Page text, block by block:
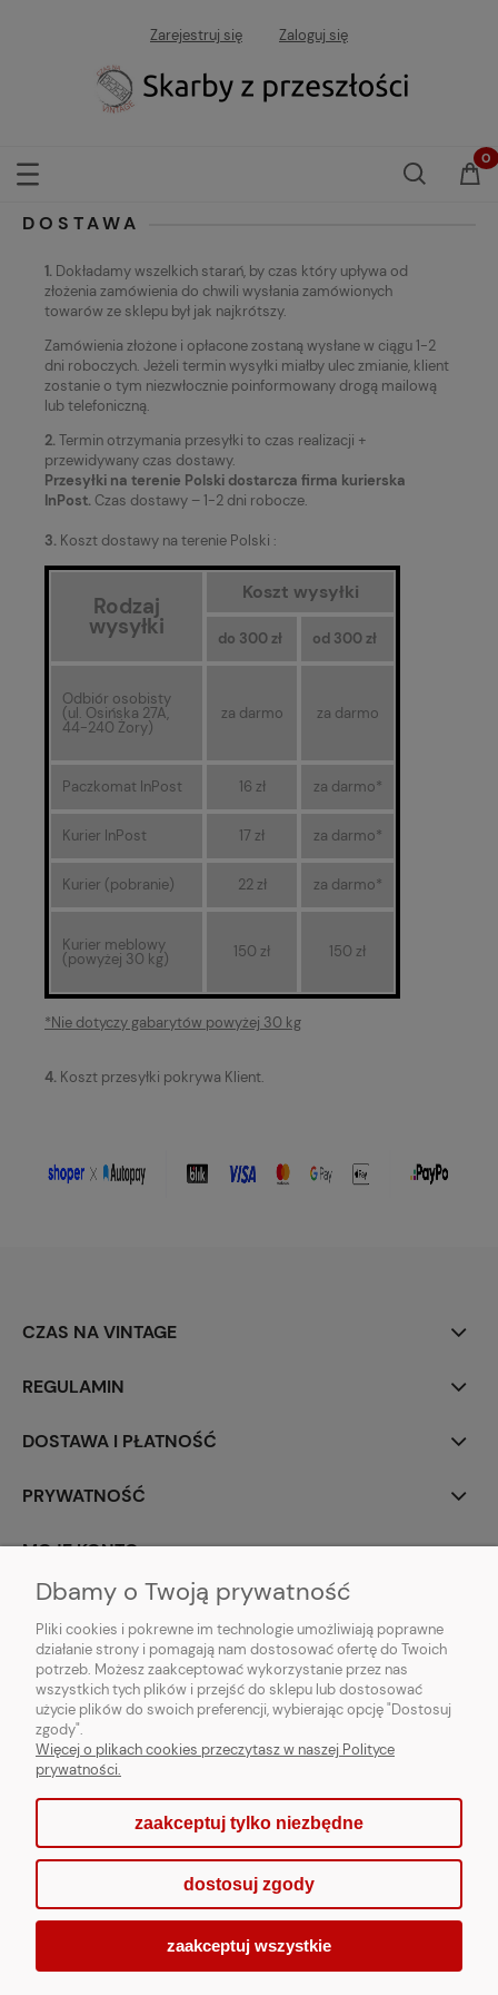
Zarejestruj się Zaloguj się
DOSTAWA
1. Dokładamy wszelkich starań, by czas który upływa od
złożenia zamówienia do chwili wysłania zamówionych
towarów ze sklepu był jak najkrótszy.
Zamówienia złożone i opłacone zostaną wysłane w ciągu 1-2
dni roboczych. Jeżeli termin wysyłki miałby ulec zmianie, klient
zostanie o tym niezwłocznie poinformowany drogą mailową
lub telefoniczną.
2.Termin otrzymania przesyłki to czas realizacji +
przewidywany czas dostawy.
Przesyłki na terenie Polski dostarcza firma kurierska
InPost. Czas dostawy – 1-2 dni robocze.
3. Koszt dostawy na terenie Polski :
Rodzaj
wysyłki
Koszt wysyłki
do 300 zł od 300 zł
Odbiór osobisty
(ul. Osińska 27A,
44-240 Żory)
za darmo za darmo
Paczkomat InPost 16 zł za darmo*
Kurier InPost 17 zł za darmo*
Kurier (pobranie) 22 zł za darmo*
Kurier meblowy
(powyżej 30 kg) 150 zł 150 zł
*Nie dotyczy gabarytów powyżej 30 kg
4. Koszt przesyłki pokrywa Klient.
CZAS NA VINTAGE
REGULAMIN
DOSTAWA I PŁATNOŚĆ
PRYWATNOŚĆ
MOJE KONTO
PARTNERZY
Sklep internetowy Shoper.pl
Dbamy o Twoją prywatność
Pliki cookies i pokrewne im technologie umożliwiają poprawne
działanie strony i pomagają nam dostosować ofertę do Twoich
potrzeb. Możesz zaakceptować wykorzystanie przez nas
wszystkich tych plików i przejść do sklepu lub dostosować
użycie plików do swoich preferencji, wybierając opcję "Dostosuj
zgody".
Więcej o plikach cookies przeczytasz w naszej Polityce
prywatności.
zaakceptuj tylko niezbędne
dostosuj zgody
zaakceptuj wszystkie